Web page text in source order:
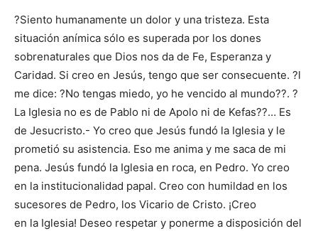
?Siento humanamente un dolor y una tristeza. Esta
situación anímica sólo es superada por los dones
sobrenaturales que Dios nos da de Fe, Esperanza y
Caridad. Si creo en Jesús, tengo que ser consecuente. ?l
me dice: ?No tengas miedo, yo he vencido al mundo??. ?
La Iglesia no es de Pablo ni de Apolo ni de Kefas??… Es
de Jesucristo.- Yo creo que Jesús fundó la Iglesia y le
prometió su asistencia. Eso me anima y me saca de mi
pena. Jesús fundó la Iglesia en roca, en Pedro. Yo creo
en la institucionalidad papal. Creo con humildad en los
sucesores de Pedro, los Vicario de Cristo. ¡Creo
en la Iglesia! Deseo respetar y ponerme a disposición del